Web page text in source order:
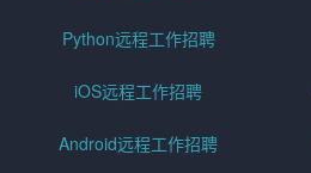
Python远程工作招聘
iOS远程工作招聘
Android远程工作招聘